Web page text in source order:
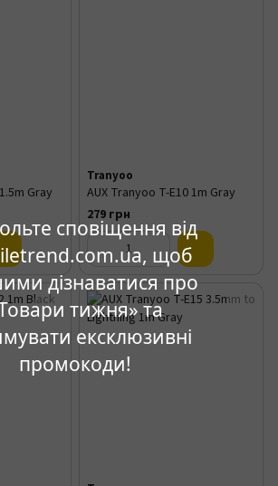
сповіщення від
щоб
дізнаватися про
тижня» та
ексклюзивні
промокоди!
Gray
Tranyoo
AUX Tranyoo T-E10 1m Gray
279 грн